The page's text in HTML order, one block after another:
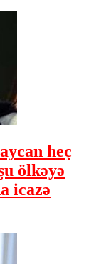
heç
ölkəyə
icazə